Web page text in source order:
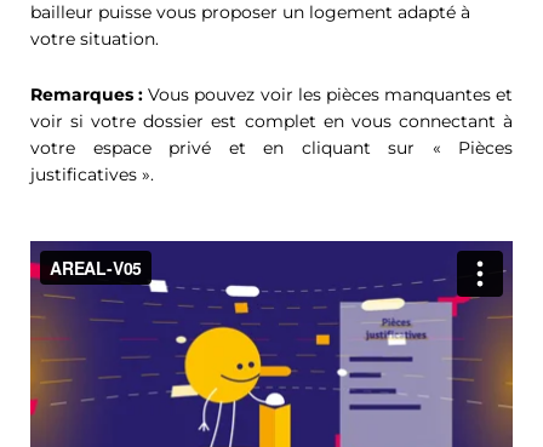
bailleur puisse vous proposer un logement adapté à
votre situation.
Remarques : Vous pouvez voir les pièces manquantes et
voir si votre dossier est complet en vous connectant à
votre espace privé et en cliquant sur « Pièces
justificatives ».